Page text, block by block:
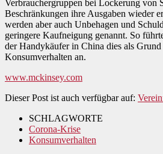
Verbrauchergruppen bei Lockerung von
Beschränkungen ihre Ausgaben wieder
werden aber auch Unbehagen und
geringere Kaufneigung genannt. So
der Handykäufer in China dies als Grund
Konsumverhalten an.
www.mckinsey.com
Dieser Post ist auch verfügbar auf:
SCHLAGWORTE
Corona-Krise
Konsumverhalten